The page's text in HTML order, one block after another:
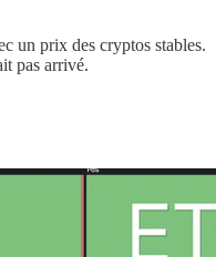
un prix des cryptos stables.
pas arrivé.